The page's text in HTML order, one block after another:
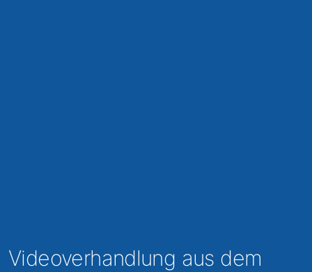
Videoverhandlung aus dem